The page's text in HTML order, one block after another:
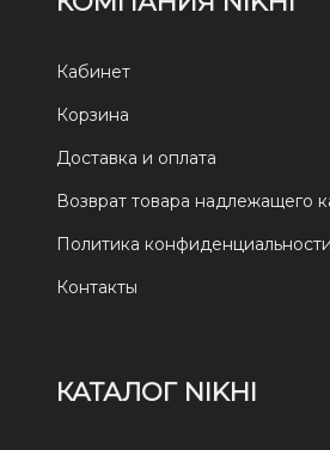
Кабинет
Корзина
Доставка и оплата
Возврат товара надлежащего
Политика конфиденциальности
Контакты
КАТАЛОГ NIKHI